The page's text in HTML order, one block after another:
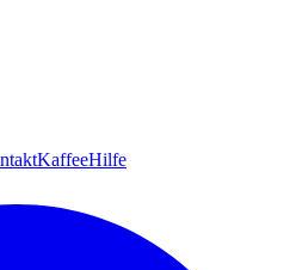
KaffeeHilfe